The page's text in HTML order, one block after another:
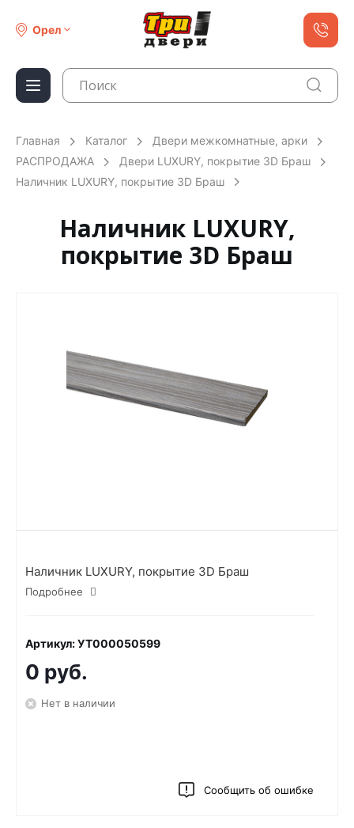
Орел
Главная Каталог
Двери межкомнатные, арки
РАСПРОДАЖА
Двери LUXURY, покрытие 3D Браш
Наличник LUXURY, покрытие 3D Браш
Наличник LUXURY,
покрытие 3D Браш
Наличник LUXURY, покрытие 3D Браш
Подробнее
Артикул: УТ000050599
0 руб.
Нет в наличии
Сообщить об ошибке